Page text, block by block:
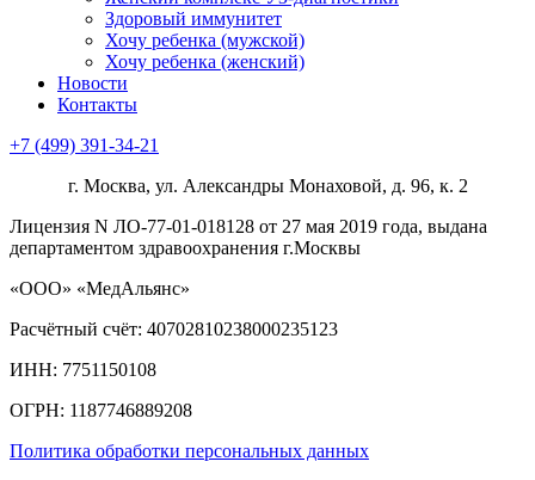
Здоровый иммунитет
Хочу ребенка (мужской)
Хочу ребенка (женский)
Новости
Контакты
+7 (499) 391-34-21
г. Москва, ул. Александры Монаховой, д. 96, к. 2
Лицензия N ЛО-77-01-018128 от 27 мая 2019 года, выдана
департаментом здравоохранения г.Москвы
«ООО» «МедАльянс»
Расчётный счёт: 40702810238000235123
ИНН: 7751150108
ОГРН: 1187746889208​
Политика обработки персональных данных